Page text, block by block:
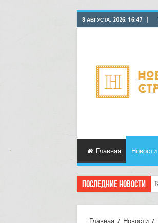
8 АВГУСТА, 2026, 16:47
Главная Новости
Последние новости
Главная / Новости /